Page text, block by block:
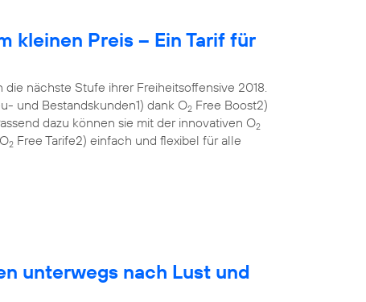
kleinen Preis – Ein Tarif für
nächste Stufe ihrer Freiheitsoffensive 2018.
und Bestandskunden1) dank O2 Free Boost2)
dazu können sie mit der innovativen O2
2 Free Tarife2) einfach und flexibel für alle
unterwegs nach Lust und